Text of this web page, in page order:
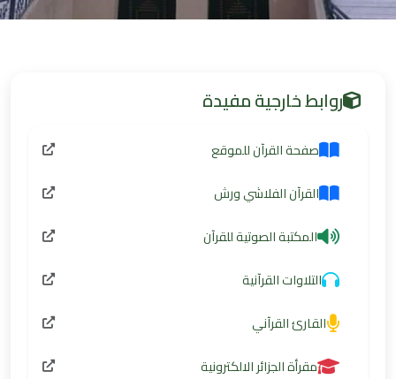
روابط خارجية مفيدة
صفحة القرآن للموقع
القرآن الفلاشي ورش
المكتبة الصوتية للقرآن
التلاوات القرآنية
القارئ القرآني
مقرأة الجزائر الالكترونية